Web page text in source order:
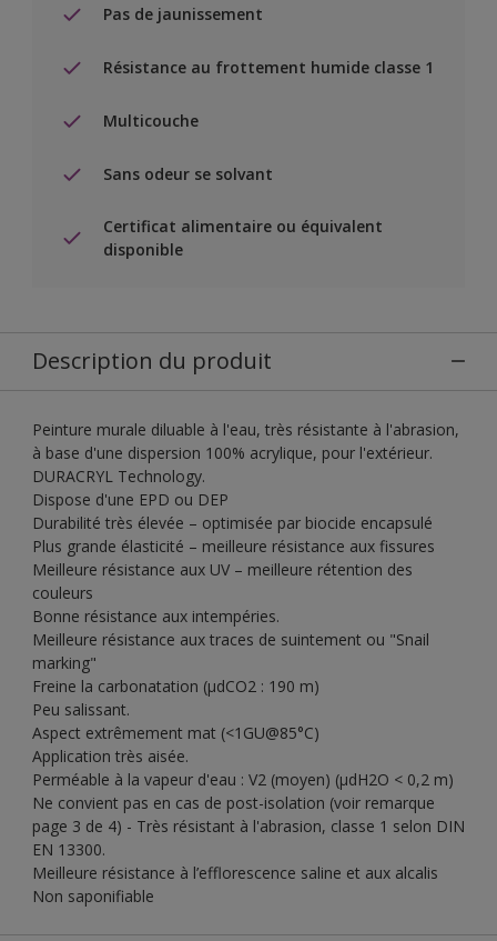
Pas de jaunissement
Résistance au frottement humide classe 1
Multicouche
Sans odeur se solvant
Certificat alimentaire ou équivalent
disponible
Description du produit
Peinture murale diluable à l'eau, très résistante à l'abrasion,
à base d'une dispersion 100% acrylique, pour l'extérieur.
DURACRYL Technology.
Dispose d'une EPD ou DEP
Durabilité très élevée – optimisée par biocide encapsulé
Plus grande élasticité – meilleure résistance aux fissures
Meilleure résistance aux UV – meilleure rétention des
couleurs
Bonne résistance aux intempéries.
Meilleure résistance aux traces de suintement ou "Snail
marking"
Freine la carbonatation (µdCO2 : 190 m)
Peu salissant.
Aspect extrêmement mat (<1GU@85°C)
Application très aisée.
Perméable à la vapeur d'eau : V2 (moyen) (µdH2O < 0,2 m)
Ne convient pas en cas de post-isolation (voir remarque
page 3 de 4) - Très résistant à l'abrasion, classe 1 selon DIN
EN 13300.
Meilleure résistance à l’efflorescence saline et aux alcalis
Non saponifiable